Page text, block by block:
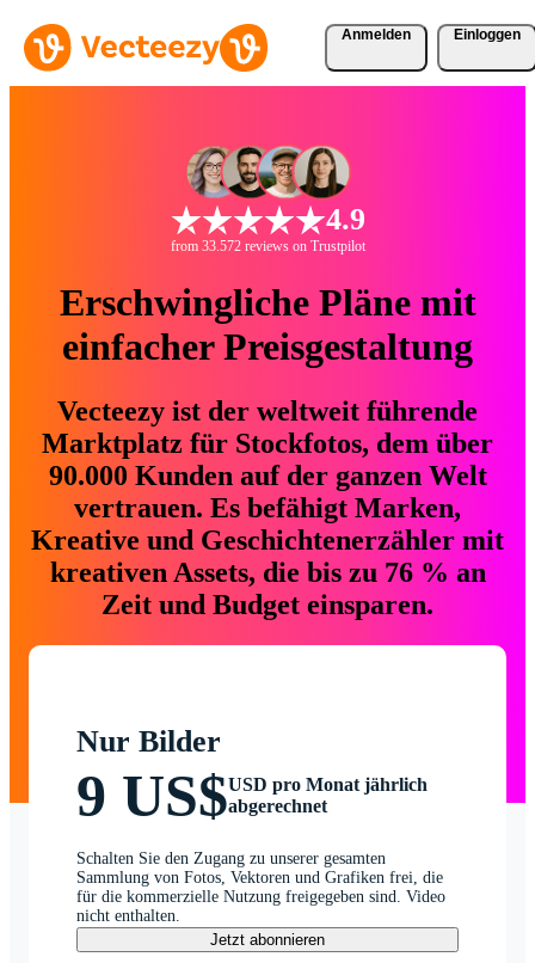
Anmelden Einloggen
4.9
from 33.572 reviews on Trustpilot
Erschwingliche Pläne mit
einfacher Preisgestaltung
Vecteezy ist der weltweit führende
Marktplatz für Stockfotos, dem über
90.000 Kunden auf der ganzen Welt
vertrauen. Es befähigt Marken,
Kreative und Geschichtenerzähler mit
kreativen Assets, die bis zu 76 % an
Zeit und Budget einsparen.
Nur Bilder
9 US$USD pro Monat jährlich
abgerechnet
Schalten Sie den Zugang zu unserer gesamten
Sammlung von Fotos, Vektoren und Grafiken frei, die
für die kommerzielle Nutzung freigegeben sind. Video
nicht enthalten.
Jetzt abonnieren